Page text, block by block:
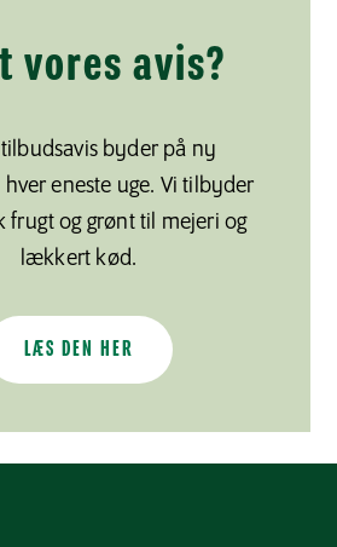
vores avis?
tilbudsavis byder på ny
eneste uge. Vi tilbyder
frugt og grønt til mejeri og
lækkert kød.
LÆS DEN HER